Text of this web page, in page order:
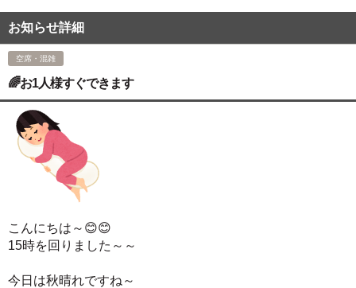
お知らせ詳細
空席・混雑
🌈お1人様すぐできます
こんにちは～😊😊
15時を回りました～～
今日は秋晴れですね～